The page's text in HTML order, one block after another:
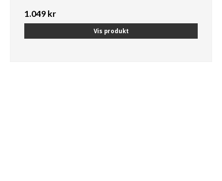
1.049 kr
Vis produkt